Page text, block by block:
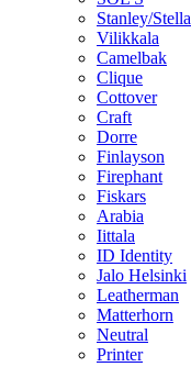
Stanley/Stella
Vilikkala
Camelbak
Clique
Cottover
Craft
Dorre
Finlayson
Firephant
Fiskars
Arabia
Iittala
ID Identity
Jalo Helsinki
Leatherman
Matterhorn
Neutral
Printer